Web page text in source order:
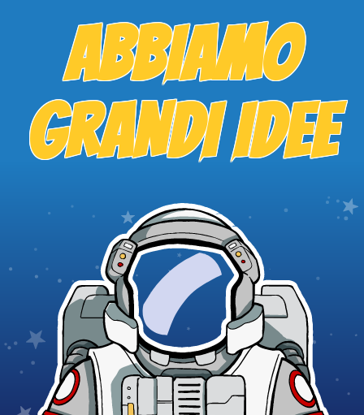
ABBIAMO
GRANDI IDEE